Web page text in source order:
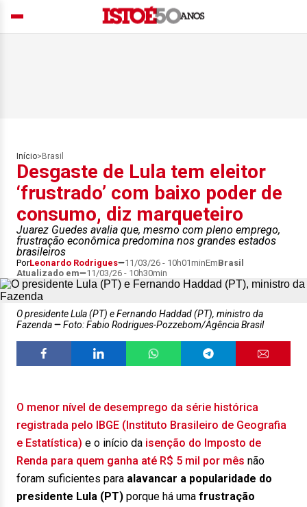
Início> Brasil
Desgaste de Lula tem eleitor
‘frustrado’ com baixo poder de
consumo, diz marqueteiro
Juarez Guedes avalia que, mesmo com pleno emprego,
frustração econômica predomina nos grandes estados
brasileiros
PorLeonardo Rodrigues 11/03/26 - 10h01minEmBrasil
Atualizado em
11/03/26 - 10h30min
O presidente Lula (PT) e Fernando Haddad (PT), ministro da
Fazenda
Foto: Fabio Rodrigues-Pozzebom/Agência Brasil
O menor nível de desemprego da série histórica
registrada pelo IBGE (Instituto Brasileiro de Geografia
e Estatística) e o início da isenção do Imposto de
Renda para quem ganha até R$ 5 mil por mês não
foram suficientes para alavancar a popularidade do
presidente Lula (PT) porque há uma frustração